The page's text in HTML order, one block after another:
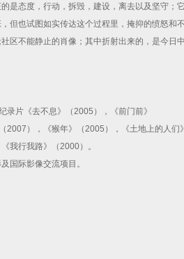
是态度，行动，拆毁，建设，离去以及坚守；它
但也试图如实传达这个过程里，掩抑的愤怒和不
区不能静止的肖像；其中折射出来的，是今日中
片《去不息》（2005），《前门前》
2007），《猴年》（2005），《土地上的人们》
我行我路》（2000）。
国际影像交流项目。